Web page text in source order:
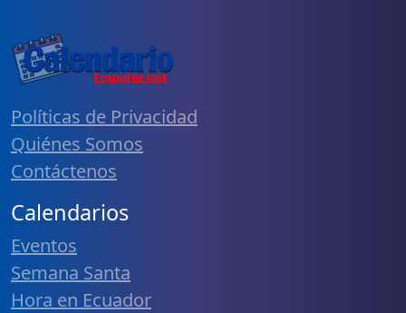
Políticas de Privacidad
Quiénes Somos
Contáctenos
Calendarios
Eventos
Semana Santa
Hora en Ecuador